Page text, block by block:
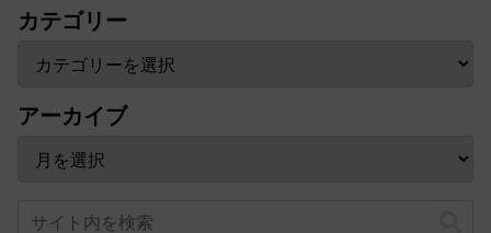
カテゴリー
アーカイブ